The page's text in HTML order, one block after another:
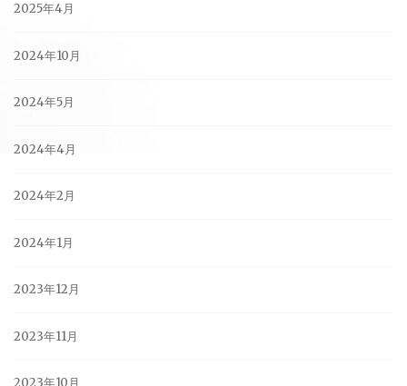
2025年4月
2024年10月
2024年5月
2024年4月
2024年2月
2024年1月
2023年12月
2023年11月